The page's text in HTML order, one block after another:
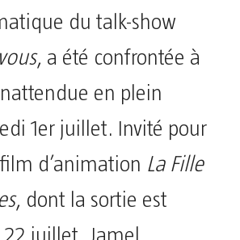
du talk-show
, a été confrontée à
en plein
1er juillet. Invité pour
d’animation La Fille
, dont la sortie est